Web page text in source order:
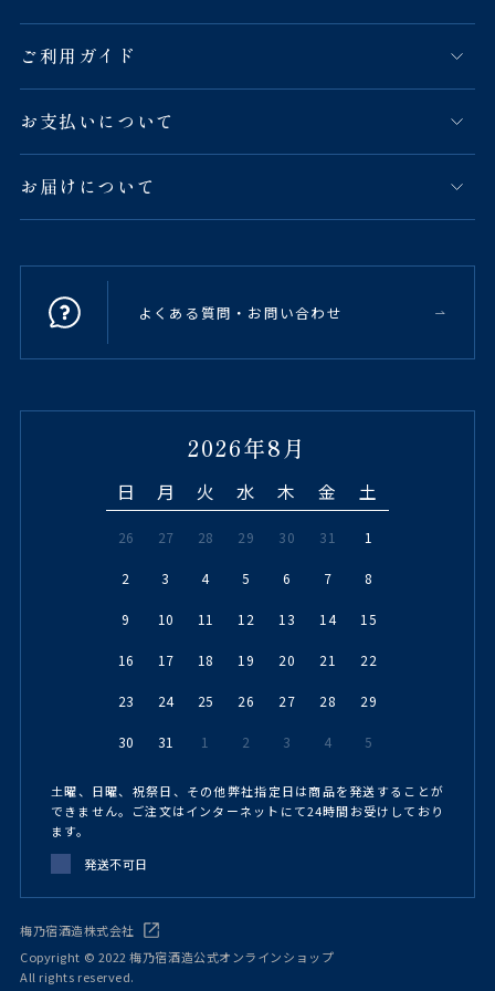
ご利用ガイド
お支払いについて
お届けについて
よくある質問・お問い合わせ
2026年8月
日 月 火 水 木 金 土
26 27 28 29 30 31 1
2 3 4 5 6 7 8
9 10 11 12 13 14 15
16 17 18 19 20 21 22
23 24 25 26 27 28 29
30 31 1 2 3 4 5
土曜、日曜、祝祭日、その他弊社指定日は商品を発送することが
できません。ご注文はインターネットにて24時間お受けしており
ます。
発送不可日
梅乃宿酒造株式会社
Copyright © 2022 梅乃宿酒造公式オンラインショップ
All rights reserved.